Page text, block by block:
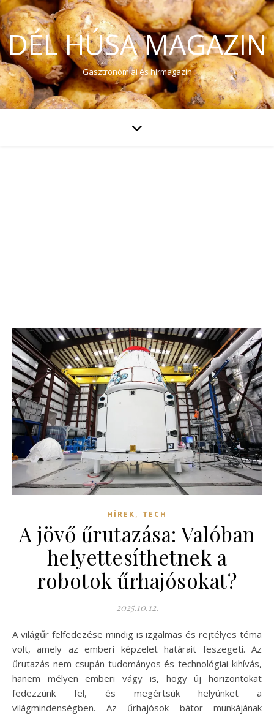
DÉL HÚSA MAGAZIN
Gasztronómiai és hírmagazin
HÍREK, TECH
A jövő űrutazása: Valóban
helyettesíthetnek a
robotok űrhajósokat?
2025.10.12.
A világűr felfedezése mindig is izgalmas és rejtélyes téma
volt, amely az emberi képzelet határait feszegeti. Az
űrutazás nem csupán tudományos és technológiai kihívás,
hanem mélyen emberi vágy is, hogy új horizontokat
fedezzünk fel, és megértsük helyünket a
világmindenségben. Az űrhajósok bátor munkájának